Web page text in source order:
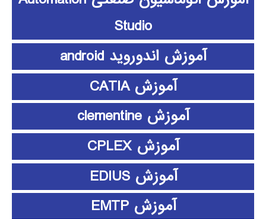
Studio
آموزش اندوروید android
آموزش CATIA
آموزش clementine
آموزش CPLEX
آموزش EDIUS
آموزش EMTP